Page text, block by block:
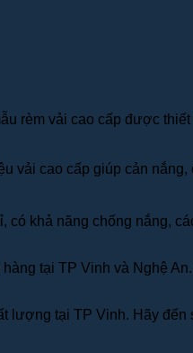
rèm vải cao cấp được
vải cao cấp giúp cản
khả năng chống nắng,
tại TP Vinh và Nghệ
lượng tại TP Vinh. Hãy đến